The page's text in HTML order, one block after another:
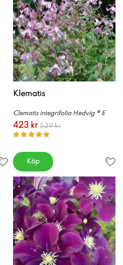
Klematis
Clematis integrifolia Hedvig ® E
423 kr 529 kr
Köp